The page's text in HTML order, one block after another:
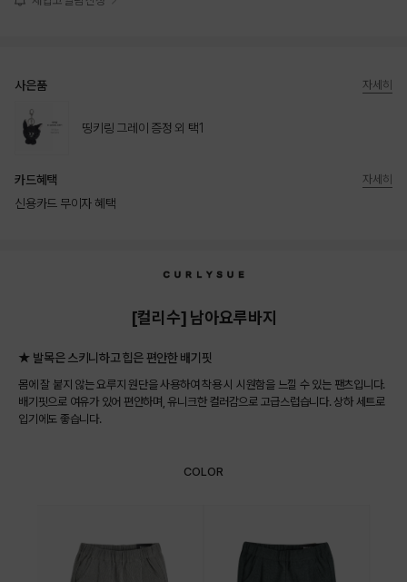
사은품
띵키링 그레이 증정 외 택1
자세히
카드혜택
신용카드 무이자 혜택
자세히
[컬리수] 남아요루바지
★ 발목은 스키니하고 힙은 편안한 배기핏
몸에 잘 붙지 않는 요루지 원단을 사용하여 착용 시 시원함을 느낄 수 있는 팬츠입니다.
배기핏으로 여유가 있어 편안하며, 유니크한 컬러감으로 고급스럽습니다. 상하 세트로
입기에도 좋습니다.
COLOR